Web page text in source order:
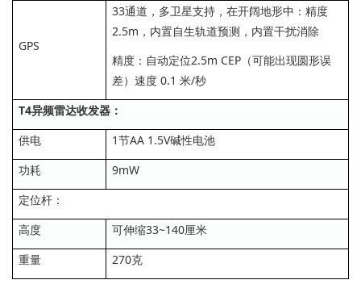
GPS
33通道，多卫星支持，在开阔地形中：精度
2.5m，内置自生轨道预测，内置干扰消除
精度：自动定位2.5m CEP（可能出现圆形误
差）速度 0.1 米/秒
T4异频雷达收发器：
供电
1节AA 1.5V碱性电池
功耗
9mW
定位杆：
高度
可伸缩33~140厘米
重量
270克